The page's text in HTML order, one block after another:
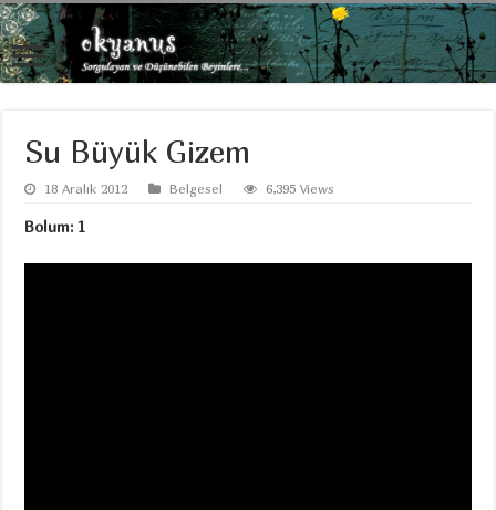
Su Büyük Gizem
18 Aralık 2012 Belgesel 6,395 Views
Bolum: 1